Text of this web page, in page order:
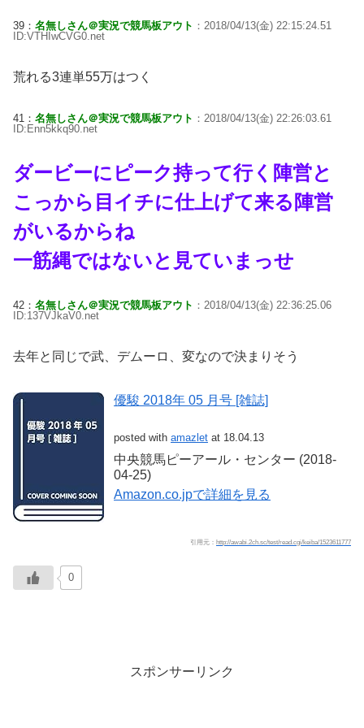
39： 名無しさん＠実況で競馬板アウト ：2018/04/13(金) 22:15:24.51
ID:VTHIwCVG0.net
荒れる3連単55万はつく
41： 名無しさん＠実況で競馬板アウト ：2018/04/13(金) 22:26:03.61
ID:Enn5kkq90.net
ダービーにピーク持って行く陣営と
こっから目イチに仕上げて来る陣営
がいるからね
一筋縄ではないと見ていまっせ
42： 名無しさん＠実況で競馬板アウト ：2018/04/13(金) 22:36:25.06
ID:137VJkaV0.net
去年と同じで武、デムーロ、変なので決まりそう
優駿 2018年 05 月号 [雑誌]
posted with amazlet at 18.04.13
中央競馬ピーアール・センター (2018-
04-25)
Amazon.co.jpで詳細を見る
引用元： http://awabi.2ch.sc/test/read.cgi/keiba/1523611777
0
スポンサーリンク